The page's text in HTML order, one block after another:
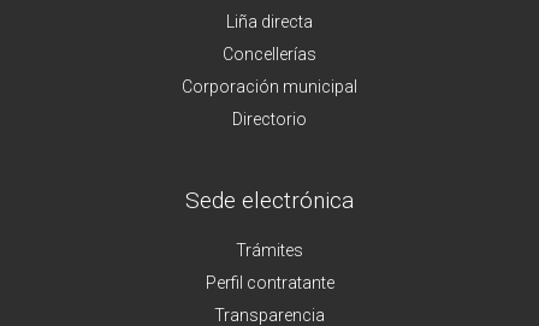
Liña directa
Concellerías
Corporación municipal
Directorio
Sede electrónica
Trámites
Perfil contratante
Transparencia